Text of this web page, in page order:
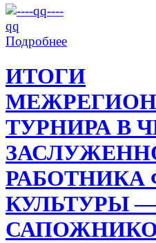
Подробнее
ИТОГИ
ТУРНИРА В
РАБОТНИКА
КУЛЬТУРЫ —